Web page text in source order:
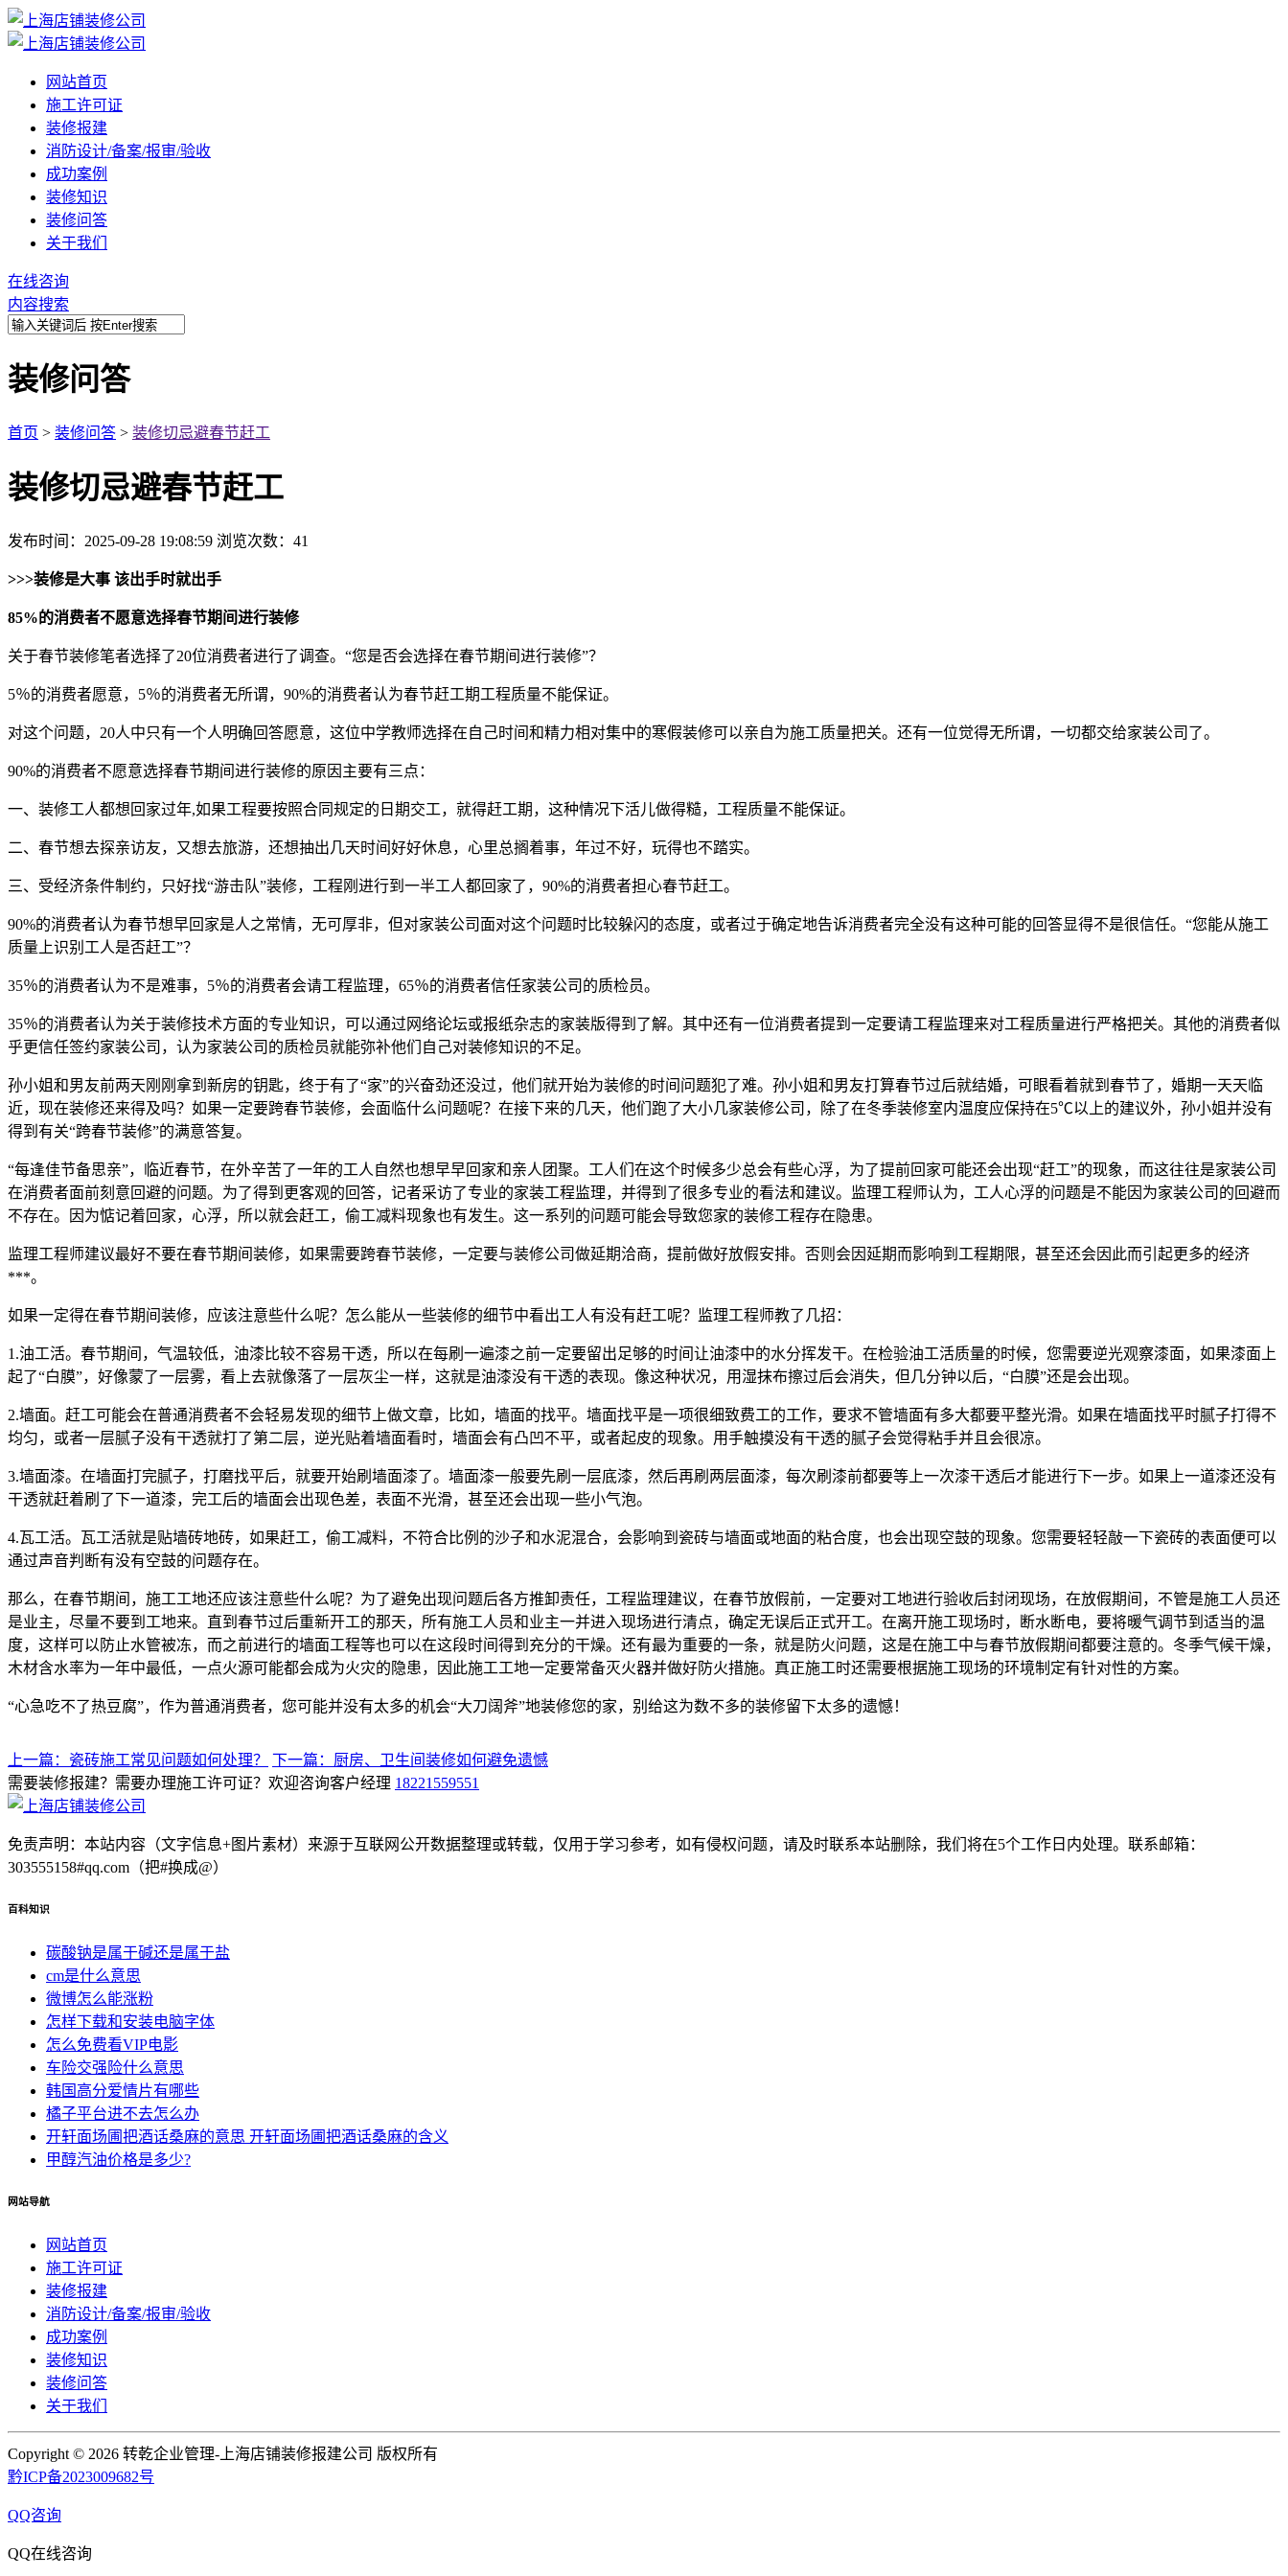
网站首页
施工许可证
装修报建
消防设计/备案/报审/验收
成功案例
装修知识
装修问答
关于我们
在线咨询
内容搜索
装修问答
首页 > 装修问答 > 装修切忌避春节赶工
装修切忌避春节赶工
发布时间：2025-09-28 19:08:59 浏览次数： 41
>>>装修是大事 该出手时就出手
85%的消费者不愿意选择春节期间进行装修
关于春节装修笔者选择了20位消费者进行了调查。“您是否会选择在春节期间进行装修”？
5％的消费者愿意，5％的消费者无所谓，90%的消费者认为春节赶工期工程质量不能保证。
对这个问题，20人中只有一个人明确回答愿意，这位中学教师选择在自己时间和精力相对集中的寒假装修可以亲自为施工质量把关。还有一位觉得无所谓，一切都交给家装公司了。
90%的消费者不愿意选择春节期间进行装修的原因主要有三点：
一、装修工人都想回家过年,如果工程要按照合同规定的日期交工，就得赶工期，这种情况下活儿做得糙，工程质量不能保证。
二、春节想去探亲访友，又想去旅游，还想抽出几天时间好好休息，心里总搁着事，年过不好，玩得也不踏实。
三、受经济条件制约，只好找“游击队”装修，工程刚进行到一半工人都回家了，90%的消费者担心春节赶工。
90%的消费者认为春节想早回家是人之常情，无可厚非，但对家装公司面对这个问题时比较躲闪的态度，或者过于确定地告诉消费者完全没有这种可能的回答显得不是很信任。“您能从施工
质量上识别工人是否赶工”？
35％的消费者认为不是难事，5％的消费者会请工程监理，65％的消费者信任家装公司的质检员。
35％的消费者认为关于装修技术方面的专业知识，可以通过网络论坛或报纸杂志的家装版得到了解。其中还有一位消费者提到一定要请工程监理来对工程质量进行严格把关。其他的消费者似
乎更信任签约家装公司，认为家装公司的质检员就能弥补他们自己对装修知识的不足。
孙小姐和男友前两天刚刚拿到新房的钥匙，终于有了“家”的兴奋劲还没过，他们就开始为装修的时间问题犯了难。孙小姐和男友打算春节过后就结婚，可眼看着就到春节了，婚期一天天临
近，现在装修还来得及吗？如果一定要跨春节装修，会面临什么问题呢？在接下来的几天，他们跑了大小几家装修公司，除了在冬季装修室内温度应保持在5℃以上的建议外，孙小姐并没有
得到有关“跨春节装修”的满意答复。
“每逢佳节备思亲”，临近春节，在外辛苦了一年的工人自然也想早早回家和亲人团聚。工人们在这个时候多少总会有些心浮，为了提前回家可能还会出现“赶工”的现象，而这往往是家装公司
在消费者面前刻意回避的问题。为了得到更客观的回答，记者采访了专业的家装工程监理，并得到了很多专业的看法和建议。监理工程师认为，工人心浮的问题是不能因为家装公司的回避而
不存在。因为惦记着回家，心浮，所以就会赶工，偷工减料现象也有发生。这一系列的问题可能会导致您家的装修工程存在隐患。
监理工程师建议最好不要在春节期间装修，如果需要跨春节装修，一定要与装修公司做延期洽商，提前做好放假安排。否则会因延期而影响到工程期限，甚至还会因此而引起更多的经济
***。
如果一定得在春节期间装修，应该注意些什么呢？怎么能从一些装修的细节中看出工人有没有赶工呢？监理工程师教了几招：
1.油工活。春节期间，气温较低，油漆比较不容易干透，所以在每刷一遍漆之前一定要留出足够的时间让油漆中的水分挥发干。在检验油工活质量的时候，您需要逆光观察漆面，如果漆面上
起了“白膜”，好像蒙了一层雾，看上去就像落了一层灰尘一样，这就是油漆没有干透的表现。像这种状况，用湿抹布擦过后会消失，但几分钟以后，“白膜”还是会出现。
2.墙面。赶工可能会在普通消费者不会轻易发现的细节上做文章，比如，墙面的找平。墙面找平是一项很细致费工的工作，要求不管墙面有多大都要平整光滑。如果在墙面找平时腻子打得不
均匀，或者一层腻子没有干透就打了第二层，逆光贴着墙面看时，墙面会有凸凹不平，或者起皮的现象。用手触摸没有干透的腻子会觉得粘手并且会很凉。
3.墙面漆。在墙面打完腻子，打磨找平后，就要开始刷墙面漆了。墙面漆一般要先刷一层底漆，然后再刷两层面漆，每次刷漆前都要等上一次漆干透后才能进行下一步。如果上一道漆还没有
干透就赶着刷了下一道漆，完工后的墙面会出现色差，表面不光滑，甚至还会出现一些小气泡。
4.瓦工活。瓦工活就是贴墙砖地砖，如果赶工，偷工减料，不符合比例的沙子和水泥混合，会影响到瓷砖与墙面或地面的粘合度，也会出现空鼓的现象。您需要轻轻敲一下瓷砖的表面便可以
通过声音判断有没有空鼓的问题存在。
那么，在春节期间，施工工地还应该注意些什么呢？为了避免出现问题后各方推卸责任，工程监理建议，在春节放假前，一定要对工地进行验收后封闭现场，在放假期间，不管是施工人员还
是业主，尽量不要到工地来。直到春节过后重新开工的那天，所有施工人员和业主一并进入现场进行清点，确定无误后正式开工。在离开施工现场时，断水断电，要将暖气调节到适当的温
度，这样可以防止水管被冻，而之前进行的墙面工程等也可以在这段时间得到充分的干燥。还有最为重要的一条，就是防火问题，这是在施工中与春节放假期间都要注意的。冬季气候干燥，
木材含水率为一年中最低，一点火源可能都会成为火灾的隐患，因此施工工地一定要常备灭火器并做好防火措施。真正施工时还需要根据施工现场的环境制定有针对性的方案。
“心急吃不了热豆腐”，作为普通消费者，您可能并没有太多的机会“大刀阔斧”地装修您的家，别给这为数不多的装修留下太多的遗憾！
上一篇：瓷砖施工常见问题如何处理？
下一篇：厨房、卫生间装修如何避免遗憾
需要装修报建？需要办理施工许可证？欢迎咨询客户经理 18221559551
免责声明：本站内容（文字信息+图片素材）来源于互联网公开数据整理或转载，仅用于学习参考，如有侵权问题，请及时联系本站删除，我们将在5个工作日内处理。联系邮箱：
303555158#qq.com（把#换成@）
百科知识
碳酸钠是属于碱还是属于盐
cm是什么意思
微博怎么能涨粉
怎样下载和安装电脑字体
怎么免费看VIP电影
车险交强险什么意思
韩国高分爱情片有哪些
橘子平台进不去怎么办
开轩面场圃把酒话桑麻的意思 开轩面场圃把酒话桑麻的含义
甲醇汽油价格是多少?
网站导航
网站首页
施工许可证
装修报建
消防设计/备案/报审/验收
成功案例
装修知识
装修问答
关于我们
Copyright © 2026 转乾企业管理-上海店铺装修报建公司 版权所有
黔ICP备2023009682号
QQ咨询
QQ在线咨询